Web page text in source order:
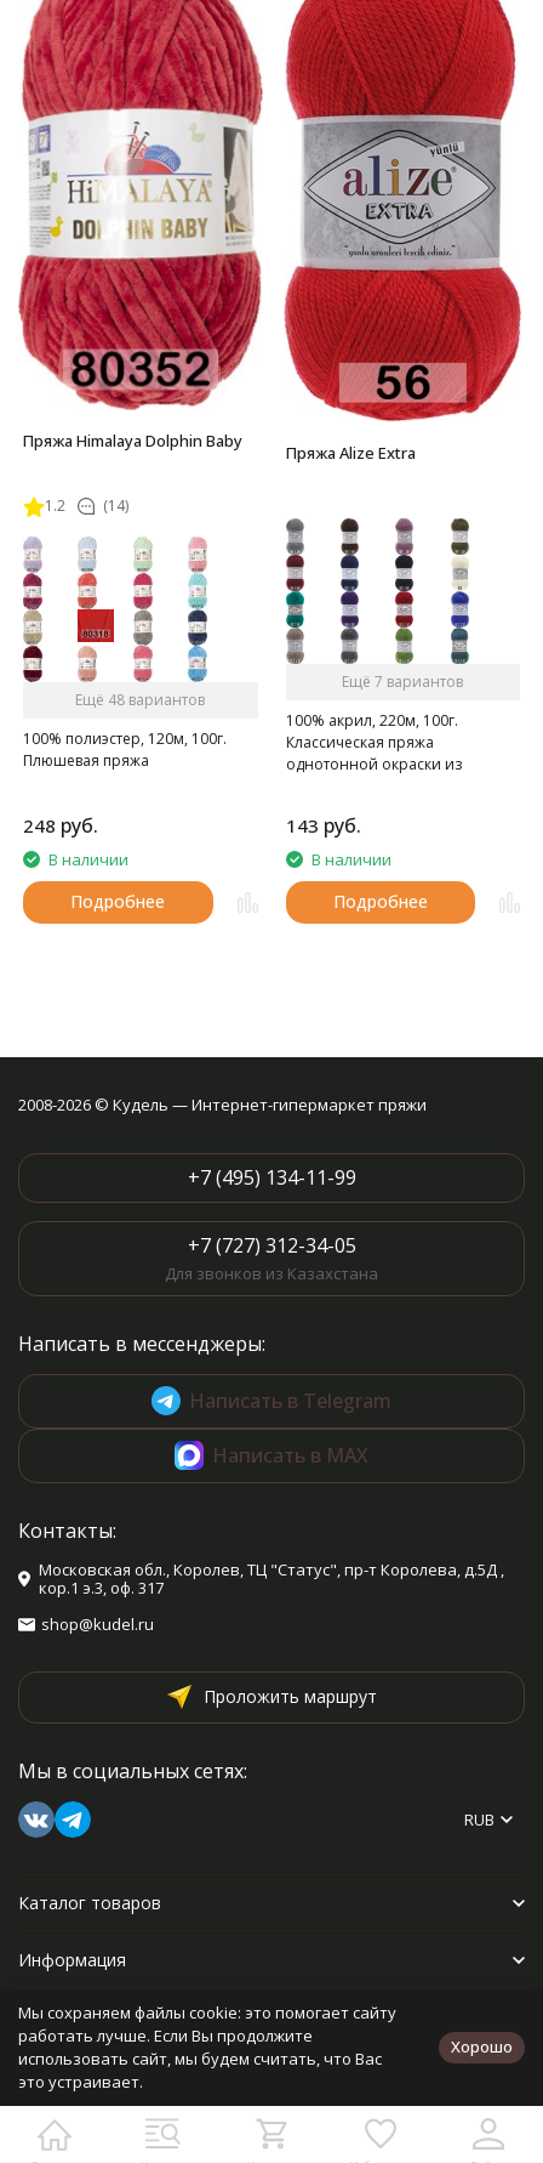
Пряжа Himalaya Dolphin Baby
1.2 (14)
Ещё 48 вариантов
100% полиэстер, 120м, 100г.
Плюшевая пряжа
248 руб.
В наличии
Подробнее
Пряжа Alize Extra
Ещё 7 вариантов
100% акрил, 220м, 100г.
Классическая пряжа
однотонной окраски из
143 руб.
В наличии
Подробнее
2008-2026 © Кудель — Интернет-гипермаркет пряжи
+7 (495) 134-11-99
+7 (727) 312-34-05
Для звонков из Казахстана
Написать в мессенджеры:
Написать в Telegram
Написать в MAX
Контакты:
Московская обл., Королев, ТЦ "Статус", пр-т Королева, д.5Д ,
кор.1 э.3, оф. 317
shop@kudel.ru
Проложить маршрут
Мы в социальных сетях:
RUB
Каталог товаров
Информация
Прочее
Политика персональных данных
Разработано в
bodysite.ru
Мы сохраняем файлы cookie: это помогает сайту
работать лучше. Если Вы продолжите
использовать сайт, мы будем считать, что Вас
это устраивает.
Хорошо